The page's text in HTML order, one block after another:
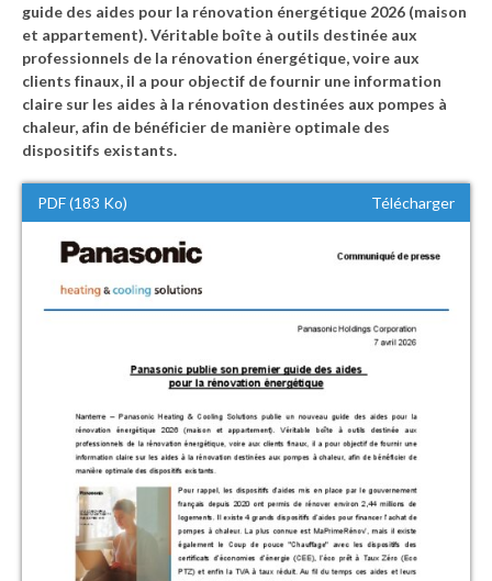
guide des aides pour la rénovation énergétique 2026 (maison
et appartement). Véritable boîte à outils destinée aux
professionnels de la rénovation énergétique, voire aux
clients finaux, il a pour objectif de fournir une information
claire sur les aides à la rénovation destinées aux pompes à
chaleur, afin de bénéficier de manière optimale des
dispositifs existants.
PDF (183 Ko) Télécharger